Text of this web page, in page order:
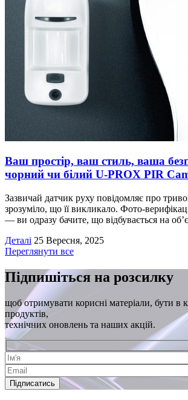
Ваш простір, ваш стиль, ваша
чорний чи білий U-PROX PIR
Зазвичай датчик руху повідомляє про
зрозуміло, що її викликало. Фото-
— ви одразу бачите, що відбувається на
Деталі 25 Вересня, 2025
Переглянути все
Підпишіться на розсилку
щоб отримувати корисні матеріали, бути в
продуктів,
технічних оновлень та наших акцій.
Підписатись